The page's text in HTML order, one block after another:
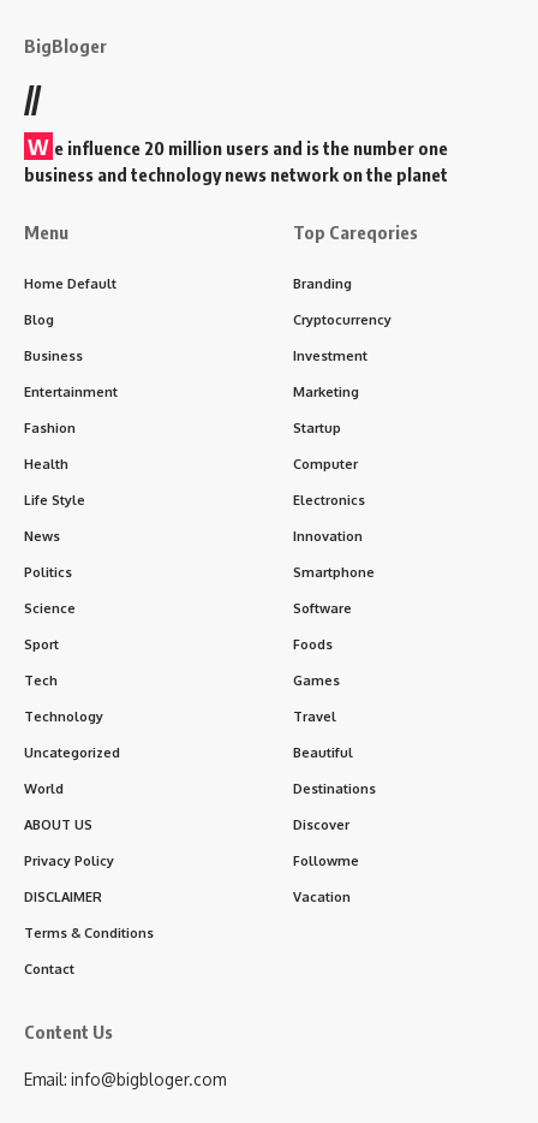
BigBloger
//
W e influence 20 million users and is the number one
business and technology news network on the planet
Menu
Home Default
Blog
Business
Entertainment
Fashion
Health
Life Style
News
Politics
Science
Sport
Tech
Technology
Uncategorized
World
ABOUT US
Privacy Policy
DISCLAIMER
Terms & Conditions
Contact
Top Careqories
Branding
Cryptocurrency
Investment
Marketing
Startup
Computer
Electronics
Innovation
Smartphone
Software
Foods
Games
Travel
Beautiful
Destinations
Discover
Followme
Vacation
Content Us
Email: info@bigbloger.com